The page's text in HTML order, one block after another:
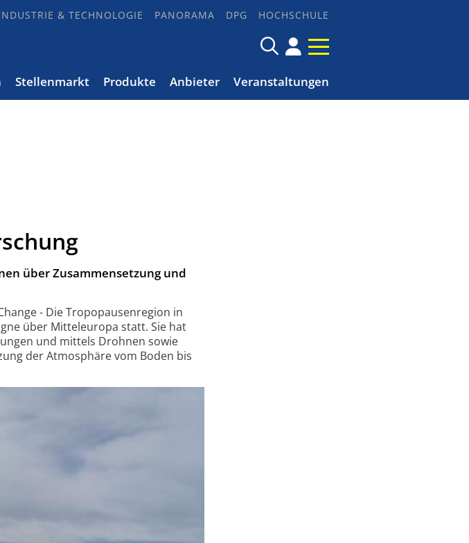
& TECHNOLOGIE PANORAMA DPG HOCHSCHULE
Stellenmarkt Produkte Anbieter Veranstaltungen
über Zusammensetzung und
- Die Tropopausenregion in
über Mitteleuropa statt. Sie hat
und mittels Drohnen sowie
der Atmosphäre vom Boden bis